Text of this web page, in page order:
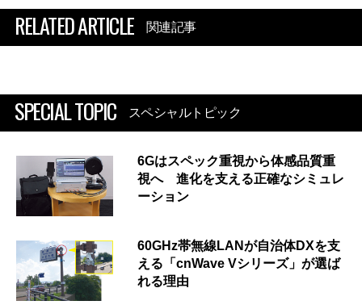
RELATED ARTICLE 関連記事
SPECIAL TOPIC スペシャルトピック
6Gはスペック重視から体感品質重
視へ 進化を支える正確なシミュレ
ーション
60GHz帯無線LANが自治体DXを支
える「cnWave Vシリーズ」が選ば
れる理由